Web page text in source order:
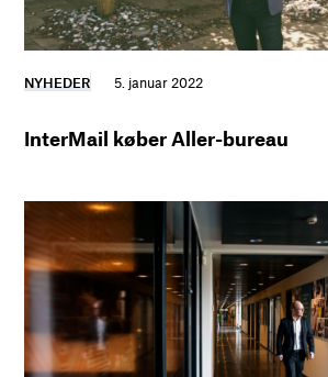
NYHEDER 5. januar 2022
InterMail køber Aller-bureau